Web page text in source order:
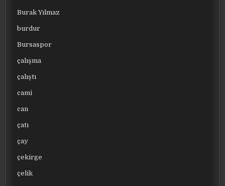
Burak Yılmaz
burdur
Bursaspor
çalışma
çalıştı
cami
can
çatı
çay
çekirge
çelik